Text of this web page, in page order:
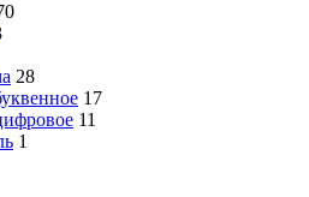
28
17
11
1